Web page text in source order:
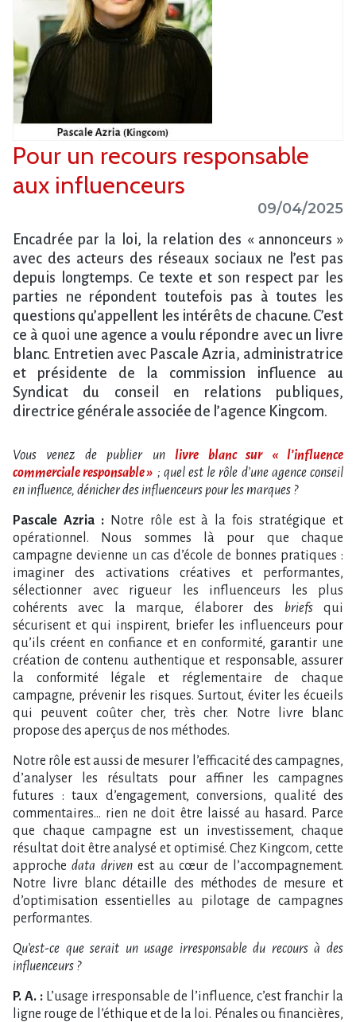
Pour un recours responsable
aux influenceurs
09/04/2025
Encadrée par la loi, la relation des « annonceurs »
avec des acteurs des réseaux sociaux ne l’est pas
depuis longtemps. Ce texte et son respect par les
parties ne répondent toutefois pas à toutes les
questions qu’appellent les intérêts de chacune. C’est
ce à quoi une agence a voulu répondre avec un livre
blanc. Entretien avec Pascale Azria, administratrice
et présidente de la commission influence au
Syndicat du conseil en relations publiques,
directrice générale associée de l’agence Kingcom.
Vous venez de publier unlivre blanc sur « l’influence
commerciale responsable » ; quel est le rôle d’une agence conseil
en influence, dénicher des influenceurs pour les marques ?
Pascale Azria :
Notre rôle est à la fois stratégique et
opérationnel. Nous sommes là pour que chaque
campagne devienne un cas d’école de bonnes pratiques :
imaginer des activations créatives et performantes,
sélectionner avec rigueur les influenceurs les plus
cohérents avec la marque, élaborer des briefsqui
sécurisent et qui inspirent, briefer les influenceurs pour
qu’ils créent en confiance et en conformité, garantir une
création de contenu authentique et responsable, assurer
la conformité légale et réglementaire de chaque
campagne, prévenir les risques. Surtout, éviter les écueils
qui peuvent coûter cher, très cher. Notre livre blanc
propose des aperçus de nos méthodes.
Notre rôle est aussi de mesurer l’efficacité des campagnes,
d’analyser les résultats pour affiner les campagnes
futures : taux d’engagement, conversions, qualité des
commentaires… rien ne doit être laissé au hasard. Parce
que chaque campagne est un investissement, chaque
résultat doit être analysé et optimisé. Chez Kingcom, cette
approchedata drivenest au cœur de l’accompagnement.
Notre livre blanc détaille des méthodes de mesure et
d’optimisation essentielles au pilotage de campagnes
performantes.
Qu’est-ce que serait un usage irresponsable du recours à des
influenceurs ?
P. A. : L’usage irresponsable de l’influence, c’est franchir la
ligne rouge de l’éthique et de la loi. Pénales ou financières,